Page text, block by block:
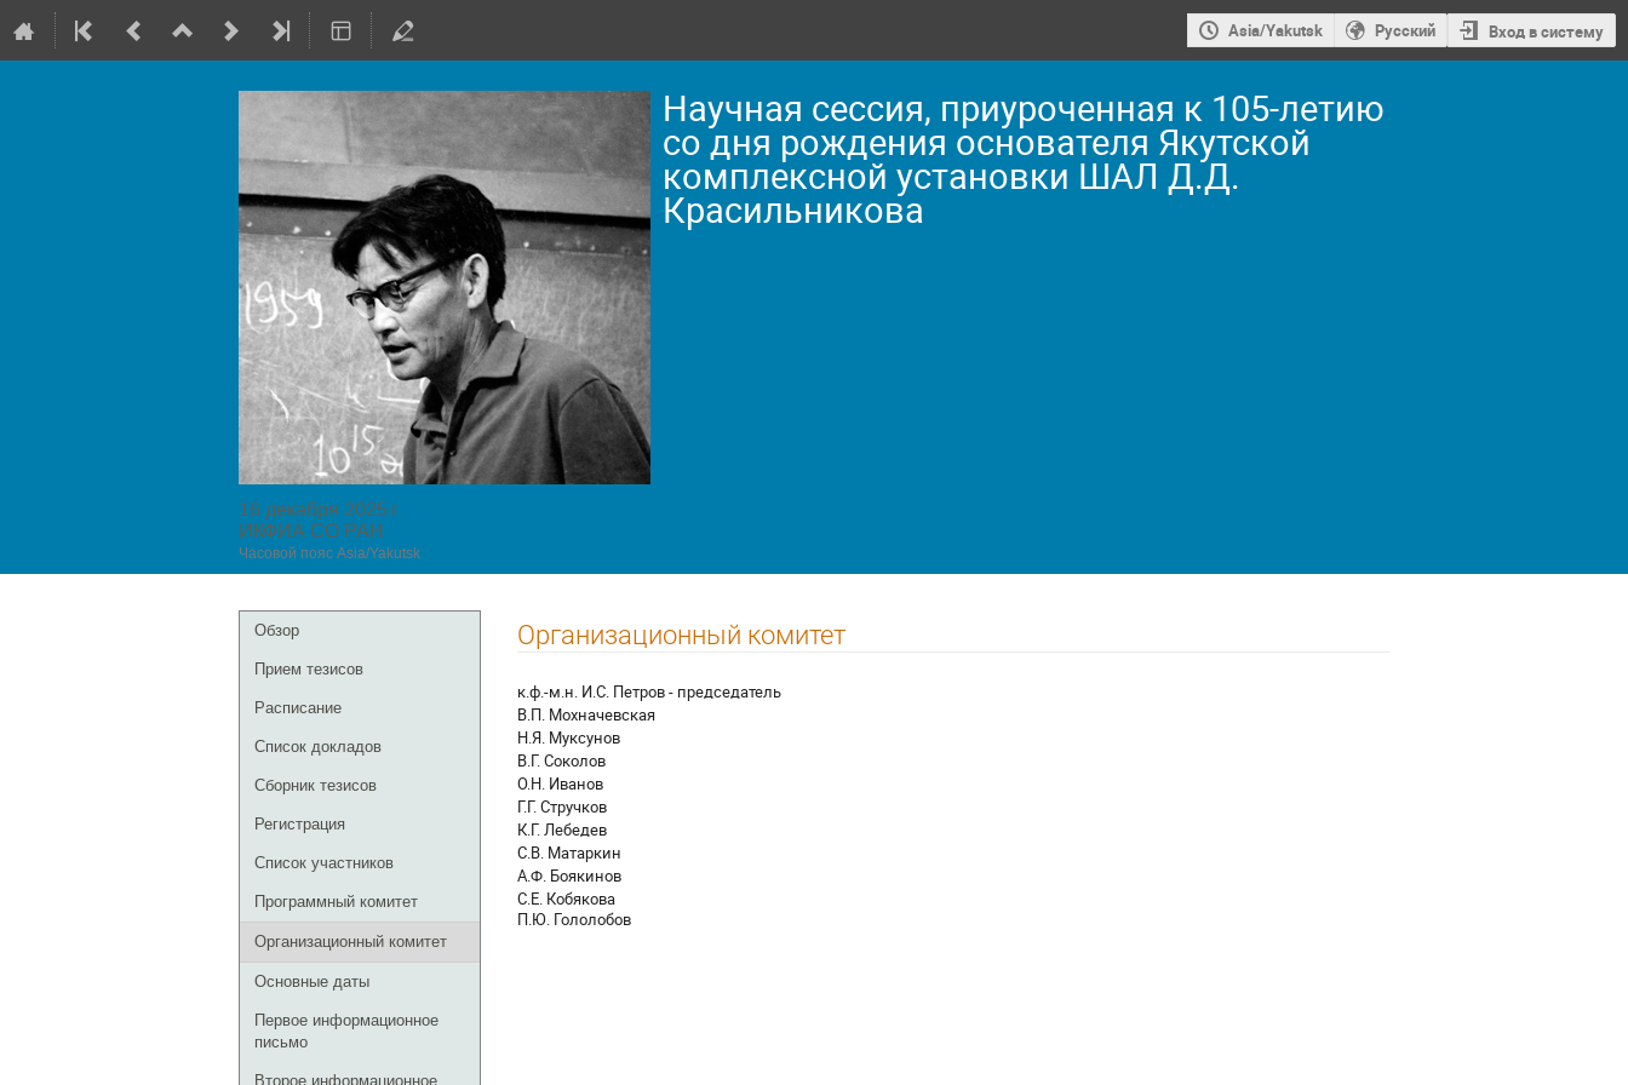
Asia/Yakutsk Русский Вход в систему
Научная сессия, приуроченная к 105-летию
со дня рождения основателя Якутской
комплексной установки ШАЛ Д.Д.
Красильникова
16 декабря 2025 г.
ИКФИА СО РАН
Часовой пояс Asia/Yakutsk
Меню
мероприятия
Обзор
Прием тезисов
Расписание
Список докладов
Сборник тезисов
Регистрация
Список участников
Программный комитет
Организационный комитет
Основные даты
Первое информационное
письмо
Второе информационное
Организационный комитет
к.ф.-м.н. И.С. Петров - председатель
В.П. Мохначевская
Н.Я. Муксунов
В.Г. Соколов
О.Н. Иванов
Г.Г. Стручков
К.Г. Лебедев
С.В. Матаркин
А.Ф. Боякинов
С.Е. Кобякова
П.Ю. Гололобов